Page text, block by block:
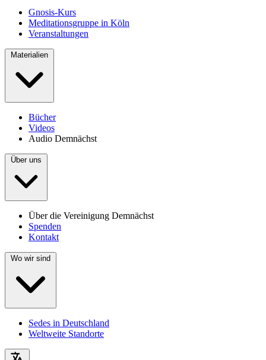
Gnosis-Kurs
Meditationsgruppe in Köln
Veranstaltungen
Materialien
Bücher
Videos
Audio Demnächst
Über uns
Über die Vereinigung Demnächst
Spenden
Kontakt
Wo wir sind
Sedes in Deutschland
Weltweite Standorte